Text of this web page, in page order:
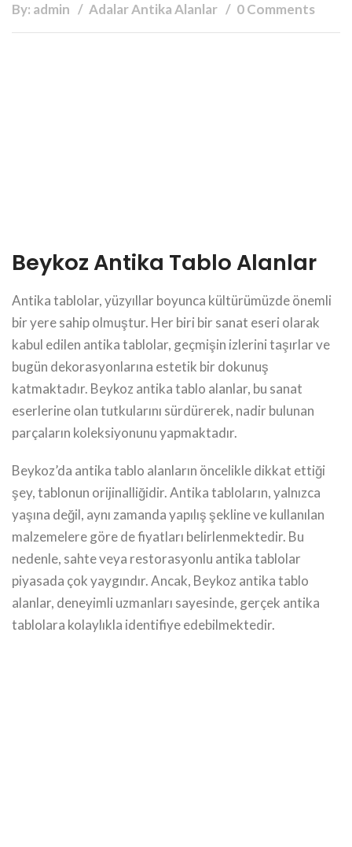
By: admin Adalar Antika Alanlar 0 Comments
Beykoz Antika Tablo Alanlar
Antika tablolar, yüzyıllar boyunca kültürümüzde önemli
bir yere sahip olmuştur. Her biri bir sanat eseri olarak
kabul edilen antika tablolar, geçmişin izlerini taşırlar ve
bugün dekorasyonlarına estetik bir dokunuş
katmaktadır. Beykoz antika tablo alanlar, bu sanat
eserlerine olan tutkularını sürdürerek, nadir bulunan
parçaların koleksiyonunu yapmaktadır.
Beykoz’da antika tablo alanların öncelikle dikkat ettiği
şey, tablonun orijinalliğidir. Antika tabloların, yalnızca
yaşına değil, aynı zamanda yapılış şekline ve kullanılan
malzemelere göre de fiyatları belirlenmektedir. Bu
nedenle, sahte veya restorasyonlu antika tablolar
piyasada çok yaygındır. Ancak, Beykoz antika tablo
alanlar, deneyimli uzmanları sayesinde, gerçek antika
tablolara kolaylıkla identifiye edebilmektedir.